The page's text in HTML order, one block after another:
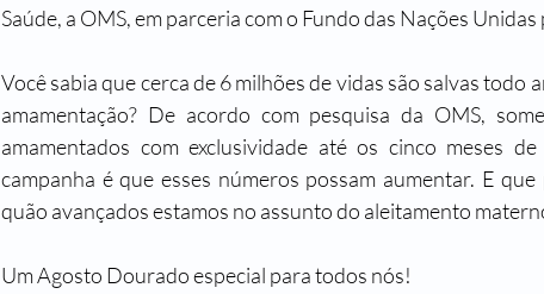
Saúde, a OMS, em parceria com o Fundo das Nações
Você sabia que cerca de 6 milhões de vidas são salvas todo
amamentação? De acordo com pesquisa da OMS,
amamentados com exclusividade até os cinco meses
campanha é que esses números possam aumentar. E
quão avançados estamos no assunto do aleitamento
Um Agosto Dourado especial para todos nós!